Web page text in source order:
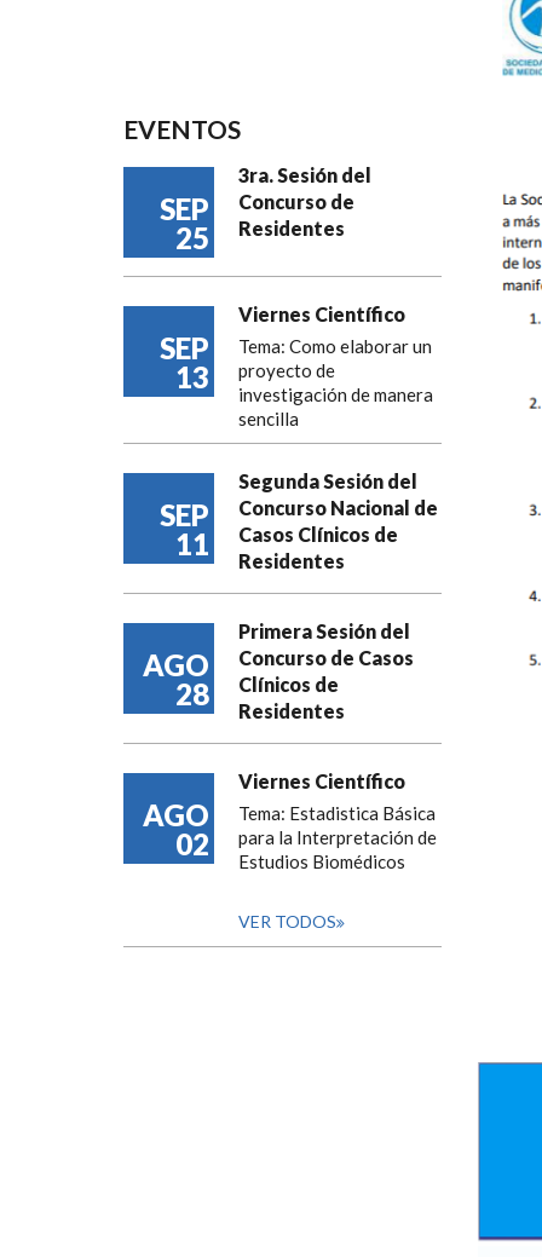
EVENTOS
SEP
25
3ra. Sesión del
Concurso de
Residentes
SEP
13
Viernes Científico
Tema: Como elaborar un
proyecto de
investigación de manera
sencilla
SEP
11
Segunda Sesión del
Concurso Nacional de
Casos Clínicos de
Residentes
AGO
28
Primera Sesión del
Concurso de Casos
Clínicos de
Residentes
AGO
02
Viernes Científico
Tema: Estadistica Básica
para la Interpretación de
Estudios Biomédicos
VER TODOS